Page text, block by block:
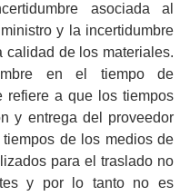
asociada al
y la incertidumbre
calidad de los materiales.
en el tiempo de
refiere a que los tiempos
y entrega del proveedor
de los medios de
para el traslado no
y por lo tanto no es